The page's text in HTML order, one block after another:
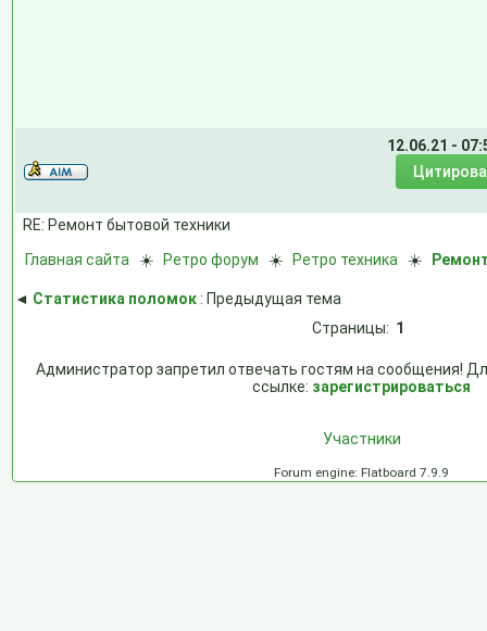
12.06.21 -
RE: Ремонт бытовой техники
Главная сайта
☀️ Ретро форум ☀️ Ретро техника ☀️
◄ Статистика поломок: Предыдущая тема
Страницы: 1
Администратор запретил отвечать гостям на сообщения!
ссылке: зарегистрироваться
Участники
Forum engine: Flatboard 7.9.9